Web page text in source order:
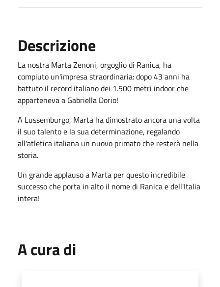
Descrizione
La nostra Marta Zenoni, orgoglio di Ranica, ha
compiuto un'impresa straordinaria: dopo 43 anni ha
battuto il record italiano dei 1.500 metri indoor che
apparteneva a Gabriella Dorio!
A Lussemburgo, Marta ha dimostrato ancora una volta
il suo talento e la sua determinazione, regalando
all'atletica italiana un nuovo primato che resterà nella
storia.
Un grande applauso a Marta per questo incredibile
successo che porta in alto il nome di Ranica e dell'Italia
intera!
A cura di